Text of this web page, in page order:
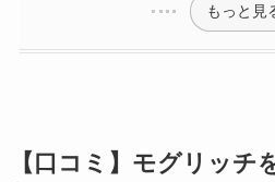
もっと見
【口コミ】モグリッチ